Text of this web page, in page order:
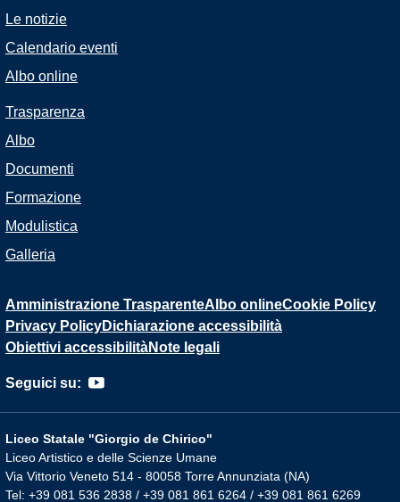
Le notizie
Calendario eventi
Albo online
Trasparenza
Albo
Documenti
Formazione
Modulistica
Galleria
Amministrazione TrasparenteAlbo onlineCookie Policy
Privacy PolicyDichiarazione accessibilità
Obiettivi accessibilitàNote legali
Seguici su:
Liceo Statale "Giorgio de Chirico"
Liceo Artistico e delle Scienze Umane
Via Vittorio Veneto 514 - 80058 Torre Annunziata (NA)
Tel: +39 081 536 2838 / +39 081 861 6264 / +39 081 861 6269